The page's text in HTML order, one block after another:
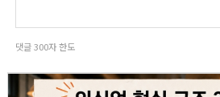
댓글300자 한도